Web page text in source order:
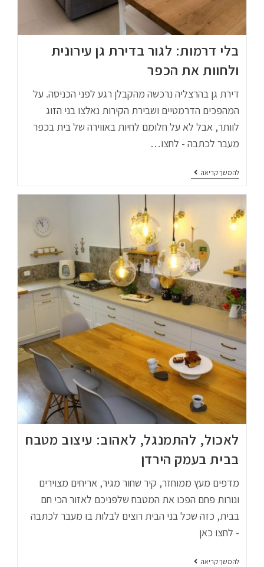
בלי דרמות: לגור בדירת גן עירונית
ולחוות את הכפר
דירת גן בהרצליה נרכשה מהקבלן רגע לפני הכניסה. על
המהפכים הדרמטיים ושבירת הקירות נאלצו בני הזוג
לוותר, אבל לא על חלומם לחיות באווירה של בית בכפר
מעבר לכתבה - לחצו…
להמשך קריאה
לאכול, להתמנגל, לאהוב: עיצוב מטבח
בבית בעמק הירדן
מדפים מעץ ממוחזר, קיר שחור מגיר, אריחים מצוירים
ונורות פחם הפכו את המטבח שלפניכם לאזור הכי חם
בבית, כזה שכל בני הבית רוצים לבלות בו מעבר לכתבה
- לחצו כאן
להמשך קריאה